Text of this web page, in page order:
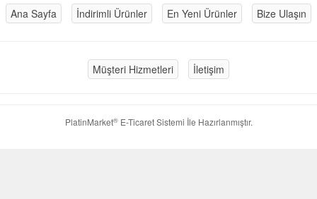
Ana Sayfa İndirimli Ürünler En Yeni Ürünler Bize Ulaşın
Müşteri Hizmetleri İletişim
PlatinMarket®E-Ticaret Sistemi İle Hazırlanmıştır.